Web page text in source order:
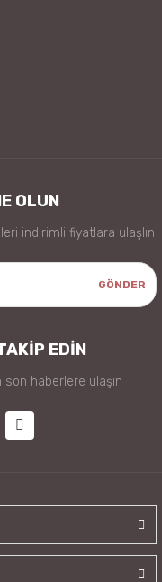
OLUN
indirimli fiyatlara ulaşlın
GÖNDER
EDİN
haberlere ulaşın